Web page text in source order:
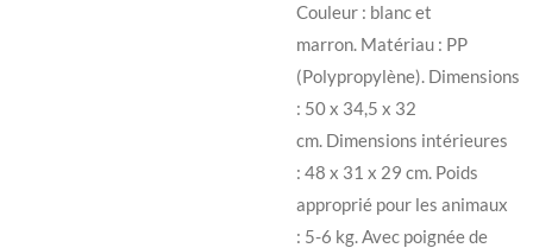
Couleur : blanc et
marron. Matériau : PP
(Polypropylène). Dimensions
: 50 x 34,5 x 32
cm. Dimensions intérieures
: 48 x 31 x 29 cm. Poids
approprié pour les animaux
: 5-6 kg.Avec poignée de